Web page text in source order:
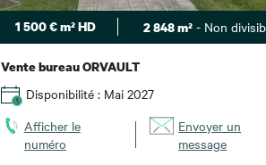
1 500 € m² HD 2 848 m² - Non
Vente bureau ORVAULT
Disponibilité : Mai 2027
Afficher le
numéro
Envoyer un
message